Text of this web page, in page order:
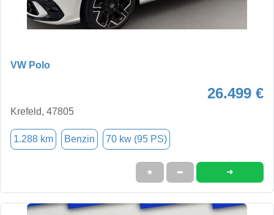
VW Polo
26.499 €
Krefeld, 47805
1.288 km Benzin 70 kw (95 PS)
★ ➦ ➜